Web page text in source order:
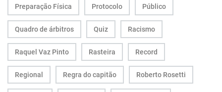
Preparação Física Protocolo Público
Quadro de árbitros Quiz Racismo
Raquel Vaz Pinto Rasteira Record
Regional Regra do capitão Roberto Rosetti